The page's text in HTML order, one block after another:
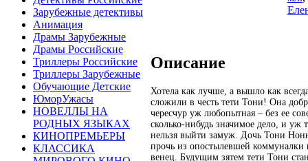
Зарубежные детективы
Анимация
Драмы Зарубежные
Драмы Российские
Триллеры Российские
Триллеры Зарубежные
Обучающие Детские
ЮморУжасы
НОВЕЛЛЫ НА
РОДНЫХ ЯЗЫКАХ
КИНОПРЕМЬЕРЫ
КЛАССИКА
Описание
Хотела как лучше, а вышло как
сложили в честь тети Тони! Она
чересчур уж любопытная – без ее
сколько-нибудь значимое дело, и уж
нельзя выйти замуж. Дочь Тони
прочь из опостылевшей коммуналки
венец. Будущим зятем тети Тони